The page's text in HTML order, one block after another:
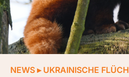
NEWS ▸ UKRAINISCHE